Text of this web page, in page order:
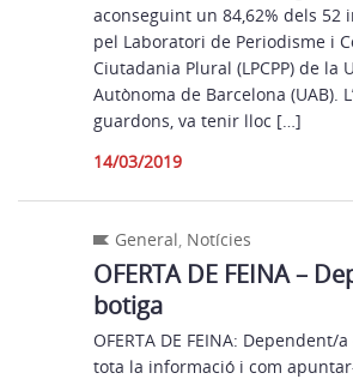
aconseguint un 84,62% dels 52
pel Laboratori de Periodisme i
Ciutadania Plural (LPCPP) de la
Autònoma de Barcelona (UAB).
guardons, va tenir lloc […]
14/03/2019
General, Notícies
OFERTA DE FEINA –
botiga
OFERTA DE FEINA: Dependent/
tota la informació i com